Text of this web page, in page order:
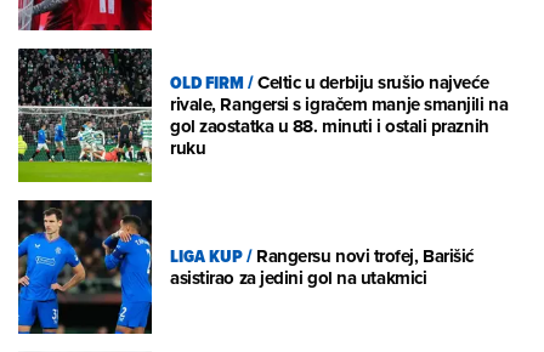
OLD FIRM/Celtic u derbiju srušio najveće
rivale, Rangersi s igračem manje smanjili na
gol zaostatka u 88. minuti i ostali praznih
ruku
LIGA KUP/Rangersu novi trofej, Barišić
asistirao za jedini gol na utakmici